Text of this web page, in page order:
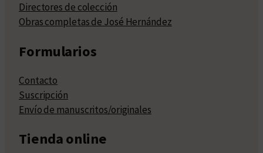
Directores de colección
Obras completas de José Hernández
Formularios
Contacto
Suscripción
Envío de manuscritos/originales
Tienda online